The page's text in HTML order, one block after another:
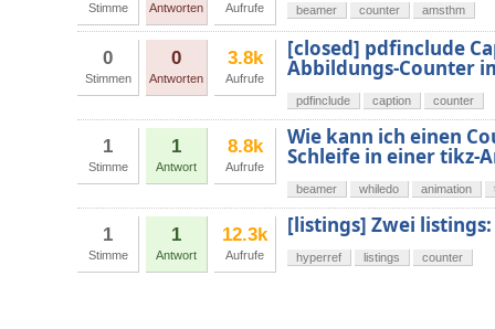
Stimme Antworten Aufrufe beamer counter amsthm
0
Stimmen
0
Antworten
3.8k
Aufrufe
[closed] pdfinclude
Abbildungs-Counter
pdfinclude caption counter
1
Stimme
1
Antwort
8.8k
Aufrufe
Wie kann ich einen
Schleife in einer tikz-
beamer whiledo animation
1
Stimme
1
Antwort
12.3k
Aufrufe
[listings] Zwei
hyperref listings counter